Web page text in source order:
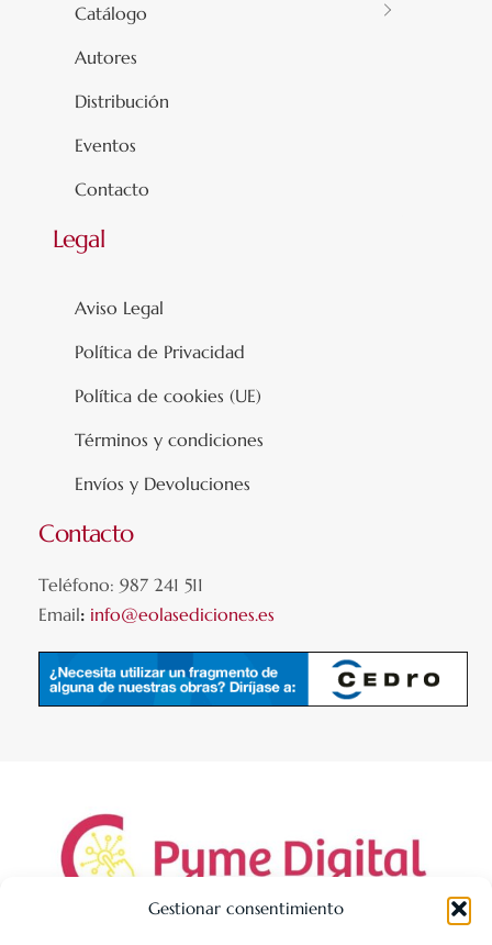
Gestionar consentimiento
Catálogo
Autores
Distribución
Eventos
Contacto
Legal
Aviso Legal
Política de Privacidad
Política de cookies (UE)
Términos y condiciones
Envíos y Devoluciones
Contacto
Teléfono: 987 241 511
Email: info@eolasediciones.es